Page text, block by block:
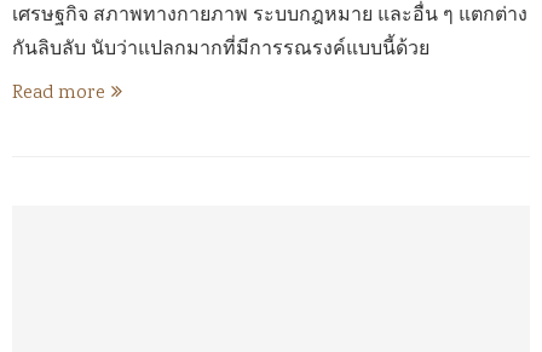
เศรษฐกิจ สภาพทางกายภาพ ระบบกฎหมาย และอื่น ๆ แตกต่าง
กันลิบลับ นับว่าแปลกมากที่มีการรณรงค์แบบนี้ด้วย
Read more